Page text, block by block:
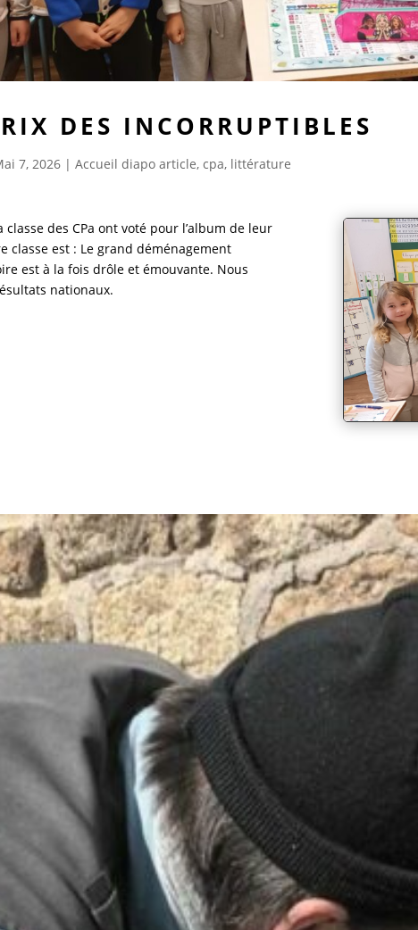
DES INCORRUPTIBLES
7, 2026 |Accueil diapo article,cpa, littérature
des CPa ont voté pour l’album de leur
classe est : Le grand déménagement
est à la fois drôle et émouvante. Nous
nationaux.